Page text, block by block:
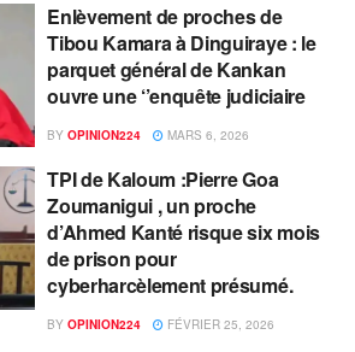
Enlèvement de proches de
Tibou Kamara à Dinguiraye : le
parquet général de Kankan
ouvre une ‘’enquête judiciaire
BY OPINION224 MARS 6, 2026
TPI de Kaloum :Pierre Goa
Zoumanigui , un proche
d’Ahmed Kanté risque six mois
de prison pour
cyberharcèlement présumé.
BY OPINION224 FÉVRIER 25, 2026